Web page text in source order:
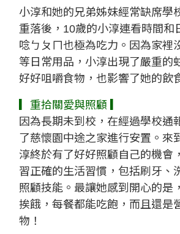
小淳和她的兄弟姊妹經常缺席學
重落後，10歲的小淳連看時間和
唸ㄅㄆㄇ也極為吃力。因為家裡
等日常用品，小淳出現了嚴重的
好好咀嚼食物，也影響了她的飲
▎重拾關愛與照顧 ▎
因為長期未到校，在經過學校通
了慈懷園中途之家進行安置。來
淳終於有了好好照顧自己的機會
習正確的生活習慣，包括刷牙、
照顧技能。最讓她感到開心的是
挨餓，每餐都能吃飽，而且還是
物！